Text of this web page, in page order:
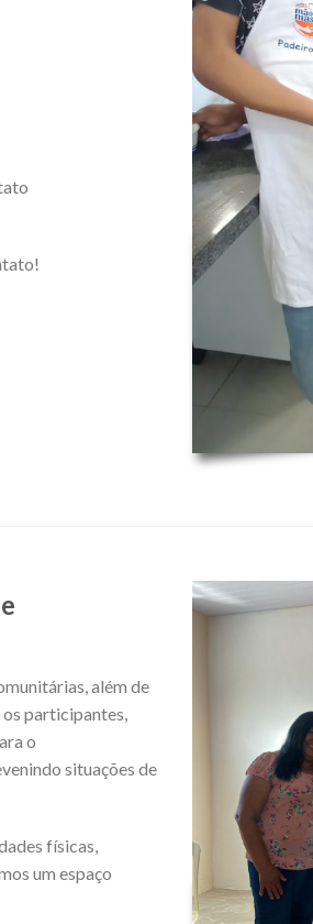
além de
participantes,
o
situações de
físicas,
um espaço